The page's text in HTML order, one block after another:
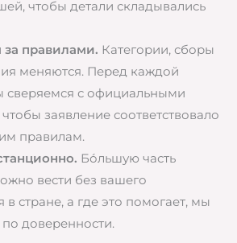
чтобы детали складывались
правилами. Категории, сборы
меняются. Перед каждой
сверяемся с официальными
заявление соответствовало
правилам.
Бо́льшую часть
вести без вашего
в стране, а где это помогает, мы
доверенности.